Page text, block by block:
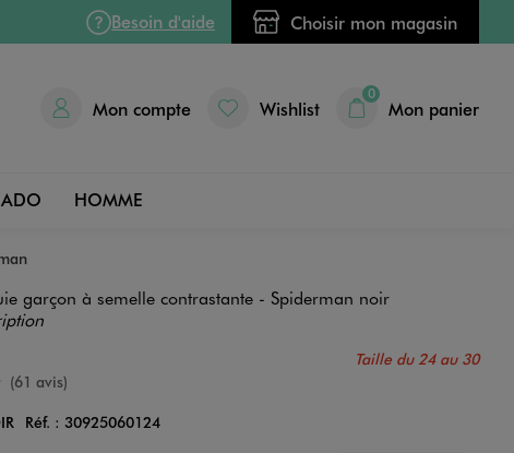
Besoin d'aide Choisir mon magasin
Mon compte Wishlist
0
Mon panier
ADO HOMME
garçon à semelle contrastante - Spiderman noir
Taille du 24 au 30
(61 avis)
Réf. : 30925060124